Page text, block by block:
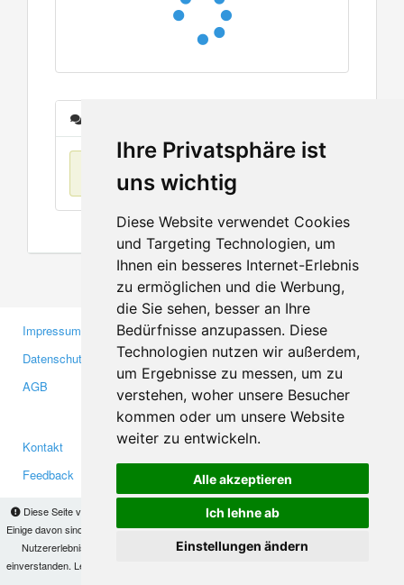
Ihre Privatsphäre ist
uns wichtig
Diese Website verwendet Cookies
und Targeting Technologien, um
Ihnen ein besseres Internet-Erlebnis
zu ermöglichen und die Werbung,
die Sie sehen, besser an Ihre
Bedürfnisse anzupassen. Diese
Technologien nutzen wir außerdem,
um Ergebnisse zu messen, um zu
verstehen, woher unsere Besucher
kommen oder um unsere Website
weiter zu entwickeln.
Alle akzeptieren
Ich lehne ab
Einstellungen ändern
Diese Seite verwendet Cookies, um Informationen auf Ihrem Computer zu speichern.
Einige davon sind notwendig, damit unsere Seite funktioniert, andere helfen uns dabei, das
Nutzererlebnis zu verbessern. Mit der Nutzung dieser Seite erklären Sie sich damit
einverstanden. Lesen Sie unsere
Keine Einträge
Impressum
Datenschutzerklärung
AGB
Gewerbetreibende
Investoren
Medien
Kontakt
Feedback
Facebook
Twitter
YouTube
Google+